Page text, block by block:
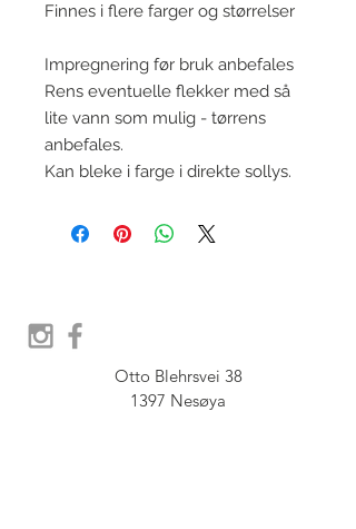
Finnes i flere farger og størrelser
Impregnering før bruk anbefales
Rens eventuelle flekker med så
lite vann som mulig - tørrens
anbefales.
Kan bleke i farge i direkte sollys.
Otto Blehrsvei 38
1397 Nesøya